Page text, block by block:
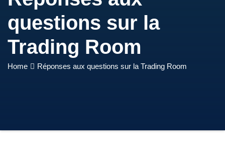
questions sur la
Trading Room
Home Réponses aux questions sur la Trading Room